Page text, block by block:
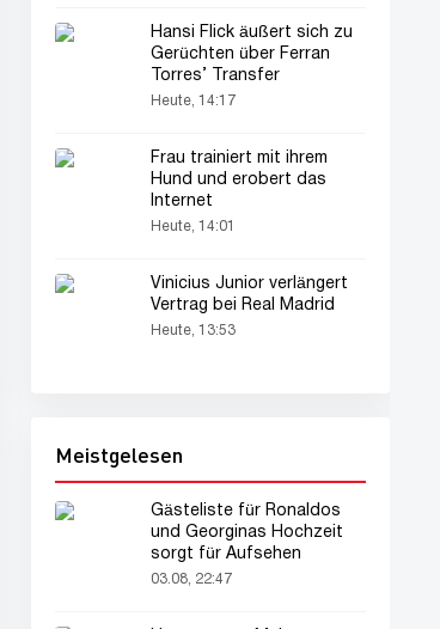
Hansi Flick äußert sich zu
Gerüchten über Ferran
Torres’ Transfer
Heute, 14:17
Frau trainiert mit ihrem
Hund und erobert das
Internet
Heute, 14:01
Vinicius Junior verlängert
Vertrag bei Real Madrid
Heute, 13:53
Meistgelesen
Gästeliste für Ronaldos
und Georginas Hochzeit
sorgt für Aufsehen
03.08, 22:47